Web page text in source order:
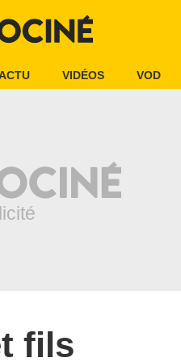
VIDÉOS VOD
fils